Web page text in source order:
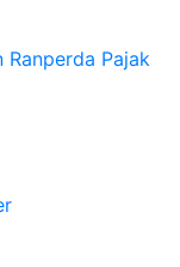
Ranperda Pajak